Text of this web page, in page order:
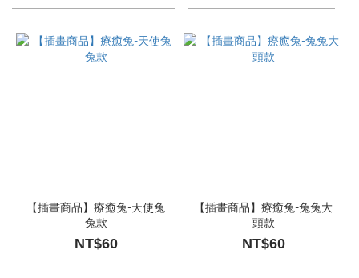
【插畫商品】療癒兔-天使兔
兔款
NT$60
【插畫商品】療癒兔-兔兔大
頭款
NT$60